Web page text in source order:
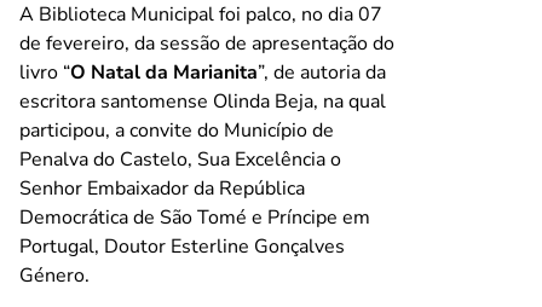
A Biblioteca Municipal foi palco, no dia 07
de fevereiro, da sessão de apresentação do
livro “O Natal da Marianita”, de autoria da
escritora santomense Olinda Beja, na qual
participou, a convite do Município de
Penalva do Castelo, Sua Excelência o
Senhor Embaixador da República
Democrática de São Tomé e Príncipe em
Portugal, Doutor Esterline Gonçalves
Género.